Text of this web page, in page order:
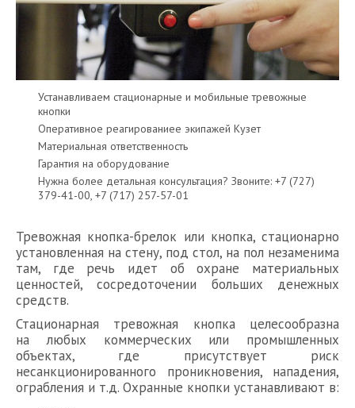
Устанавливаем стационарные и мобильные тревожные
кнопки
Оперативное реагированиее экипажей Кузет
Материальная ответственность
Гарантия на оборудование
Нужна более детальная консультация? Звоните: +7 (727)
379-41-00, +7 (717) 257-57-01
Тревожная кнопка-брелок или кнопка, стационарно
установленная на стену, под стол, на пол незаменима
там, где речь идет об охране материальных
ценностей, сосредоточении больших денежных
средств.
Стационарная тревожная кнопка целесообразна
на любых коммерческих или промышленных
объектах, где присутствует риск
несанкционированного проникновения, нападения,
ограбления и т.д. Охранные кнопки устанавливают в: